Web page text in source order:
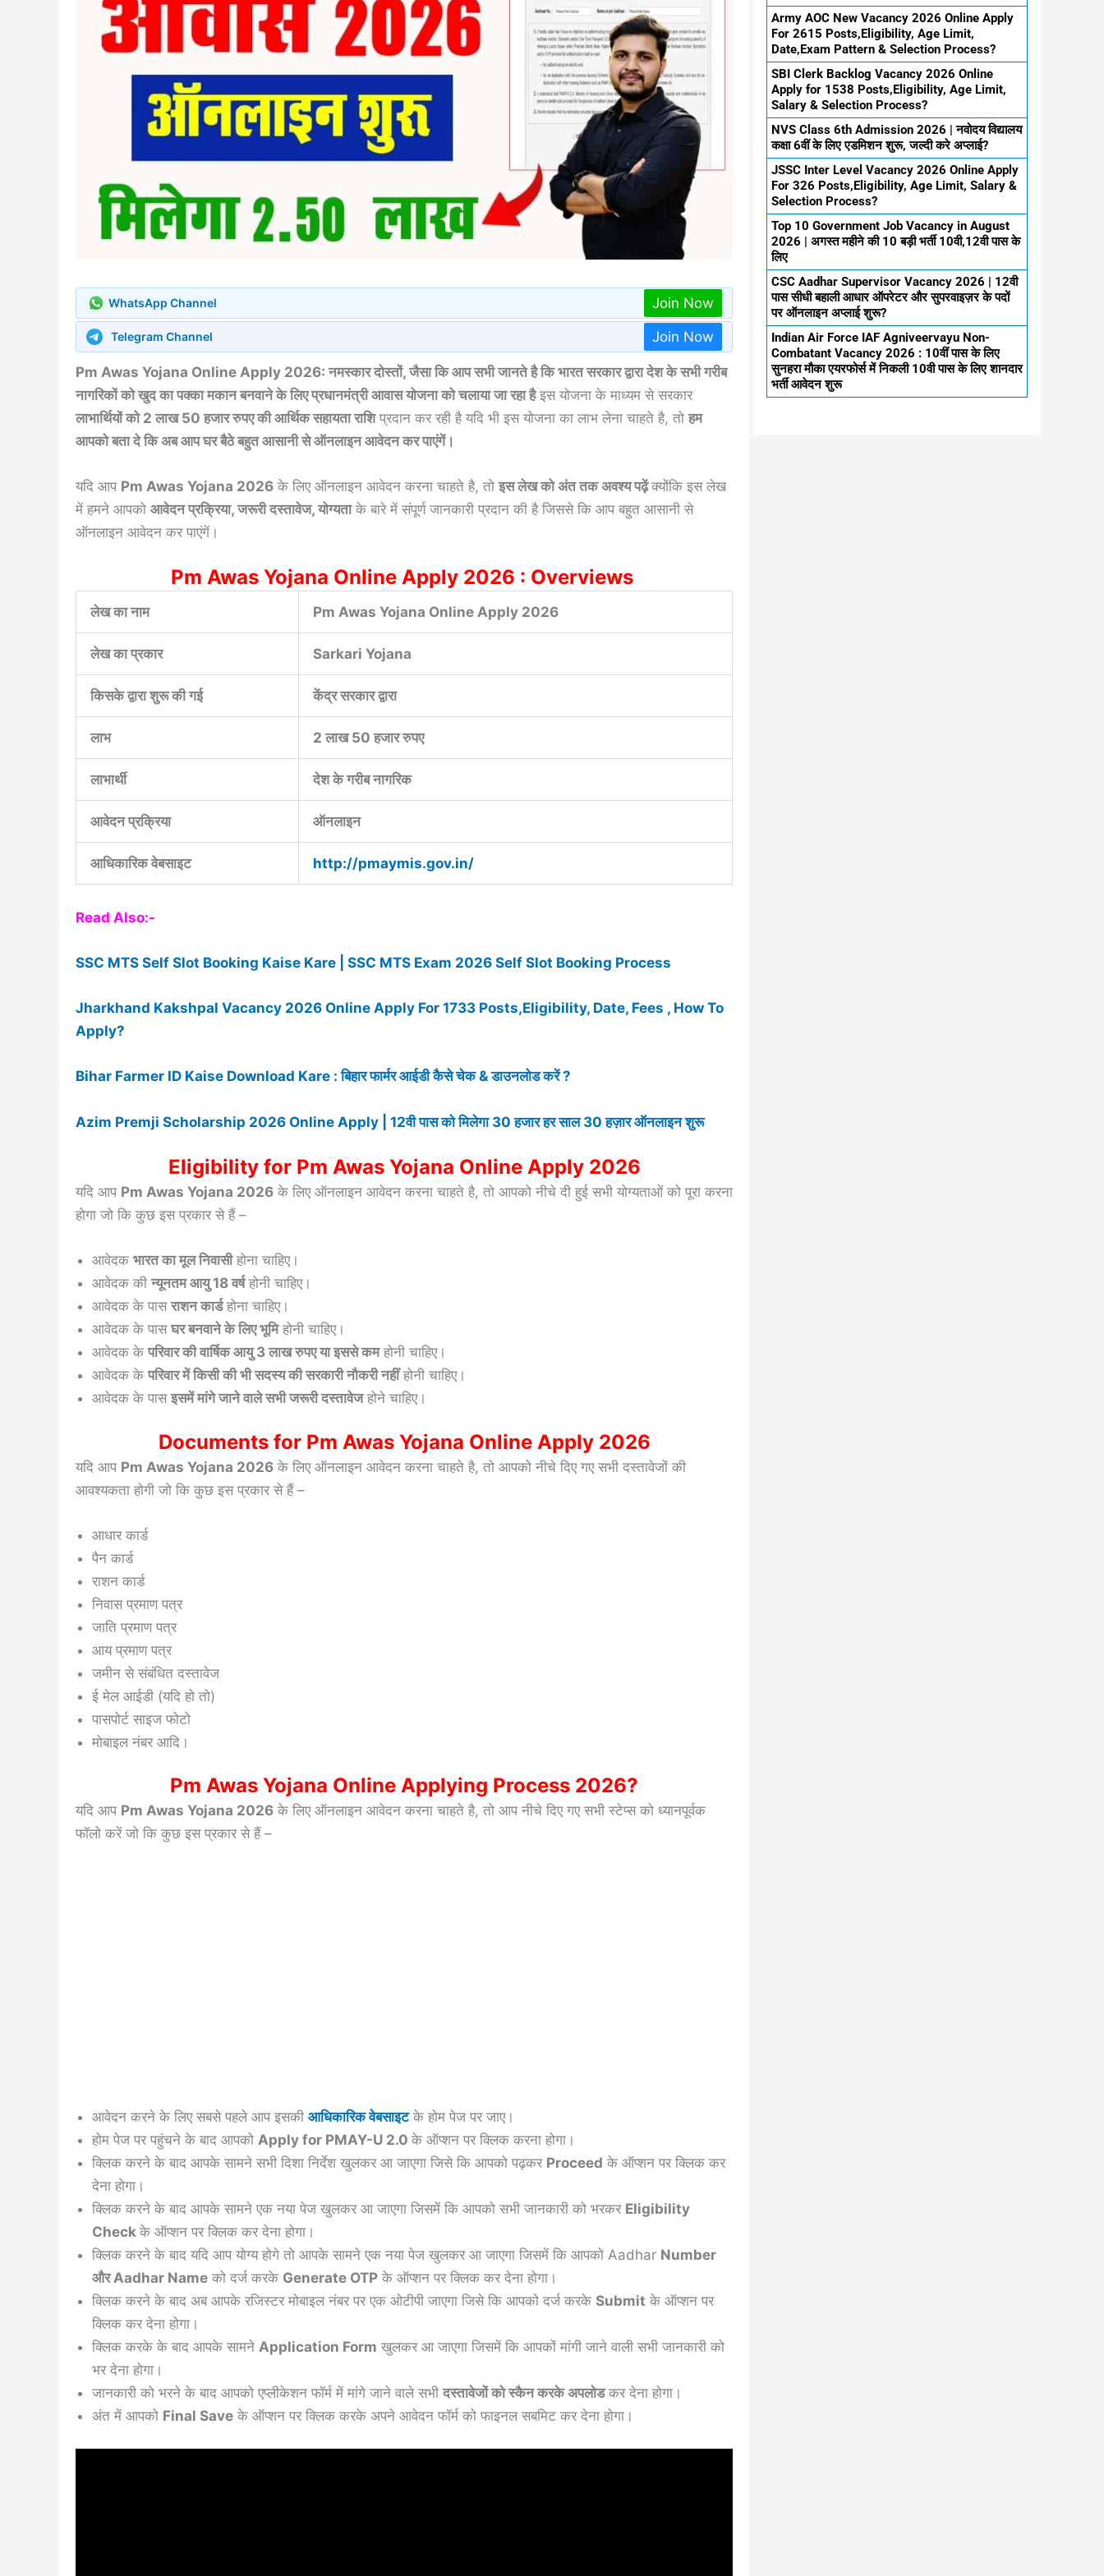
WhatsApp Channel Join Now
Telegram Channel Join Now
Pm Awas Yojana Online Apply 2026: नमस्कार दोस्तों, जैसा कि आप सभी जानते है कि भारत सरकार द्वारा देश के सभी गरीब
नागरिकों को खुद का पक्का मकान बनवाने के लिए प्रधानमंत्री आवास योजना को चलाया जा रहा हैइस योजना के माध्यम से सरकार
लाभार्थियों को 2 लाख 50 हजार रुपए की आर्थिक सहायता राशिप्रदान कर रही है यदि भी इस योजना का लाभ लेना चाहते है, तो हम
आपको बता दे कि अब आप घर बैठे बहुत आसानी से ऑनलाइन आवेदन कर पाएंगें।
यदि आप Pm Awas Yojana 2026 के लिए ऑनलाइन आवेदन करना चाहते है, तो इस लेख को अंत तक अवश्य पढ़ेंक्योंकि इस लेख
में हमने आपको आवेदन प्रक्रिया, जरूरी दस्तावेज, योग्यताके बारे में संपूर्ण जानकारी प्रदान की है जिससे कि आप बहुत आसानी से
ऑनलाइन आवेदन कर पाएंगें।
Pm Awas Yojana Online Apply 2026 : Overviews
लेख का नाम Pm Awas Yojana Online Apply 2026
लेख का प्रकार Sarkari Yojana
किसके द्वारा शुरू की गई केंद्र सरकार द्वारा
लाभ 2 लाख 50 हजार रुपए
लाभार्थी देश के गरीब नागरिक
आवेदन प्रक्रिया ऑनलाइन
आधिकारिक वेबसाइट http://pmaymis.gov.in/
Read Also:-
SSC MTS Self Slot Booking Kaise Kare | SSC MTS Exam 2026 Self Slot Booking Process
Jharkhand Kakshpal Vacancy 2026 Online Apply For 1733 Posts,Eligibility, Date, Fees , How To
Apply?
Bihar Farmer ID Kaise Download Kare : बिहार फार्मर आईडी कैसे चेक & डाउनलोड करें ?
Azim Premji Scholarship 2026 Online Apply | 12वी पास को मिलेगा 30 हजार हर साल 30 हज़ार ऑनलाइन शुरू
Eligibility for Pm Awas Yojana Online Apply 2026
यदि आप Pm Awas Yojana 2026 के लिए ऑनलाइन आवेदन करना चाहते है, तो आपको नीचे दी हुई सभी योग्यताओं को पूरा करना
होगा जो कि कुछ इस प्रकार से हैं –
आवेदक भारत का मूल निवासीहोना चाहिए।
आवेदक की न्यूनतम आयु 18 वर्षहोनी चाहिए।
आवेदक के पास राशन कार्डहोना चाहिए।
आवेदक के पास घर बनवाने के लिए भूमिहोनी चाहिए।
आवेदक के परिवार की वार्षिक आयु 3 लाख रुपए या इससे कमहोनी चाहिए।
आवेदक के परिवार में किसी की भी सदस्य की सरकारी नौकरी नहींहोनी चाहिए।
आवेदक के पास इसमें मांगे जाने वाले सभी जरूरी दस्तावेजहोने चाहिए।
Documents for Pm Awas Yojana Online Apply 2026
यदि आप Pm Awas Yojana 2026 के लिए ऑनलाइन आवेदन करना चाहते है, तो आपको नीचे दिए गए सभी दस्तावेजों की
आवश्यकता होगी जो कि कुछ इस प्रकार से हैं –
आधार कार्ड
पैन कार्ड
राशन कार्ड
निवास प्रमाण पत्र
जाति प्रमाण पत्र
आय प्रमाण पत्र
जमीन से संबंधित दस्तावेज
ई मेल आईडी (यदि हो तो)
पासपोर्ट साइज फोटो
मोबाइल नंबर आदि।
Pm Awas Yojana Online Applying Process 2026?
यदि आप Pm Awas Yojana 2026 के लिए ऑनलाइन आवेदन करना चाहते है, तो आप नीचे दिए गए सभी स्टेप्स को ध्यानपूर्वक
फॉलो करें जो कि कुछ इस प्रकार से हैं –
आवेदन करने के लिए सबसे पहले आप इसकी आधिकारिक वेबसाइटके होम पेज पर जाए।
होम पेज पर पहुंचने के बाद आपको Apply for PMAY-U 2.0 के ऑप्शन पर क्लिक करना होगा।
क्लिक करने के बाद आपके सामने सभी दिशा निर्देश खुलकर आ जाएगा जिसे कि आपको पढ़कर Proceed के ऑप्शन पर क्लिक कर
देना होगा।
क्लिक करने के बाद आपके सामने एक नया पेज खुलकर आ जाएगा जिसमें कि आपको सभी जानकारी को भरकर Eligibility
Check के ऑप्शन पर क्लिक कर देना होगा।
क्लिक करने के बाद यदि आप योग्य होगे तो आपके सामने एक नया पेज खुलकर आ जाएगा जिसमें कि आपको Aadhar Number
और Aadhar Name को दर्ज करके Generate OTP के ऑप्शन पर क्लिक कर देना होगा।
क्लिक करने के बाद अब आपके रजिस्टर मोबाइल नंबर पर एक ओटीपी जाएगा जिसे कि आपको दर्ज करके Submit के ऑप्शन पर
क्लिक कर देना होगा।
क्लिक करके के बाद आपके सामने Application Form खुलकर आ जाएगा जिसमें कि आपकों मांगी जाने वाली सभी जानकारी को
भर देना होगा।
जानकारी को भरने के बाद आपको एप्लीकेशन फॉर्म में मांगे जाने वाले सभी दस्तावेजों को स्कैन करके अपलोडकर देना होगा।
अंत में आपको Final Save के ऑप्शन पर क्लिक करके अपने आवेदन फॉर्म को फाइनल सबमिट कर देना होगा।
Army AOC New Vacancy 2026 Online Apply
For 2615 Posts,Eligibility, Age Limit,
Date,Exam Pattern & Selection Process?
SBI Clerk Backlog Vacancy 2026 Online
Apply for 1538 Posts,Eligibility, Age Limit,
Salary & Selection Process?
NVS Class 6th Admission 2026 | नवोदय विद्यालय
कक्षा 6वीं के लिए एडमिशन शुरू, जल्दी करे अप्लाई?
JSSC Inter Level Vacancy 2026 Online Apply
For 326 Posts,Eligibility, Age Limit, Salary &
Selection Process?
Top 10 Government Job Vacancy in August
2026 | अगस्त महीने की 10 बड़ी भर्ती 10वी,12वी पास के
लिए
CSC Aadhar Supervisor Vacancy 2026 | 12वी
पास सीधी बहाली आधार ऑपरेटर और सुपरवाइज़र के पदों
पर ऑनलाइन अप्लाई शुरू?
Indian Air Force IAF Agniveervayu Non-
Combatant Vacancy 2026 : 10वीं पास के लिए
सुनहरा मौका एयरफोर्स में निकली 10वी पास के लिए शानदार
भर्ती आवेदन शुरू